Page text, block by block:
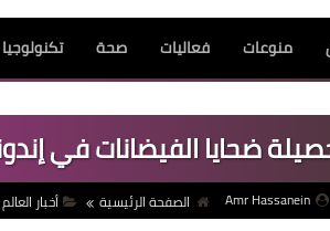
منوعات فعاليات صحة تكنولوجيا
ضحايا الفيضانات في
Amr Hassanein الصفحة الرئيسية أخبار العالم